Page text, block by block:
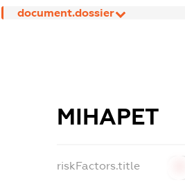
document.dossier
МІНАРЕТ
riskFactors.title